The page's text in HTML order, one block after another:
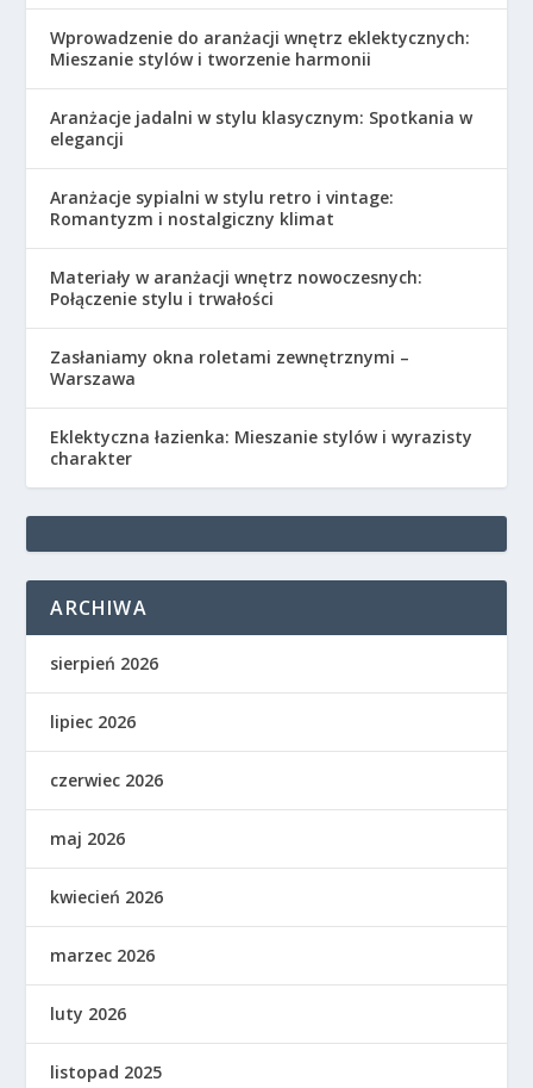
Wprowadzenie do aranżacji wnętrz eklektycznych:
Mieszanie stylów i tworzenie harmonii
Aranżacje jadalni w stylu klasycznym: Spotkania w
elegancji
Aranżacje sypialni w stylu retro i vintage:
Romantyzm i nostalgiczny klimat
Materiały w aranżacji wnętrz nowoczesnych:
Połączenie stylu i trwałości
Zasłaniamy okna roletami zewnętrznymi –
Warszawa
Eklektyczna łazienka: Mieszanie stylów i wyrazisty
charakter
ARCHIWA
sierpień 2026
lipiec 2026
czerwiec 2026
maj 2026
kwiecień 2026
marzec 2026
luty 2026
listopad 2025